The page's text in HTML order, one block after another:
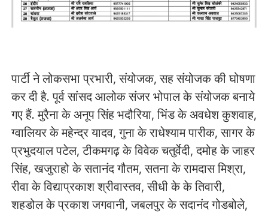
पार्टी ने लोकसभा प्रभारी, संयोजक, सह संयोजक की घोषणा
कर दी है. पूर्व सांसद आलोक संजर भोपाल के संयोजक बनाये
गए हैं. मुरैना के अनूप सिंह भदौरिया, भिंड के अवधेश कुशवाह,
ग्वालियर के महेन्द्र यादव, गुना के राधेश्याम पारीक, सागर के
प्रभुदयाल पटेल, टीकमगढ़ के विवेक चतुर्वेदी, दमोह के जाहर
सिंह, खजुराहो के सतानंद गौतम, सतना के रामदास मिश्रा,
रीवा के विद्याप्रकाश श्रीवास्तव, सीधी के के तिवारी,
शहडोल के प्रकाश जगवानी, जबलपुर के सदानंद गोडबोले,